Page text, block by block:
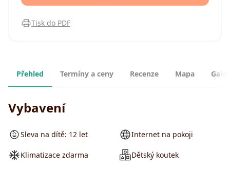
Tisk do PDF
Přehled Termíny a ceny Recenze Mapa
Vybavení
Sleva na dítě: 12 let
Klimatizace zdarma
Internet na pokoji
Dětský koutek